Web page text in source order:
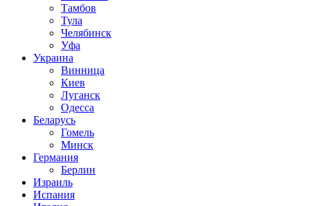
Тамбов
Тула
Челябинск
Уфа
Украина
Винница
Киев
Луганск
Одесса
Беларусь
Гомель
Минск
Германия
Берлин
Израиль
Испания